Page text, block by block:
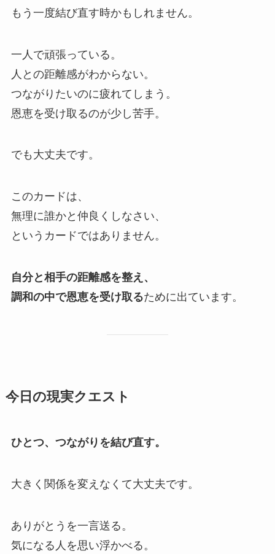
もう一度結び直す時かもしれません。
一人で頑張っている。
人との距離感がわからない。
つながりたいのに疲れてしまう。
恩恵を受け取るのが少し苦手。
でも大丈夫です。
このカードは、
無理に誰かと仲良くしなさい、
というカードではありません。
自分と相手の距離感を整え、
調和の中で恩恵を受け取るために出ています。
今日の現実クエスト
ひとつ、つながりを結び直す。
大きく関係を変えなくて大丈夫です。
ありがとうを一言送る。
気になる人を思い浮かべる。